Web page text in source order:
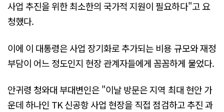
사업 추진을 위한 최소한의 국가적 지원이 필요하다"고 요
청했다.
이에 이 대통령은 사업 장기화로 추가되는 비용 규모와 재정
부담이 어느 정도인지 현장 관계자들에게 꼼꼼하게 물었다.
안귀령 청와대 부대변인은 "이날 방문은 지역 최대 현안 가
운데 하나인 TK 신공항 사업 현장을 직접 점검하고 추진 과